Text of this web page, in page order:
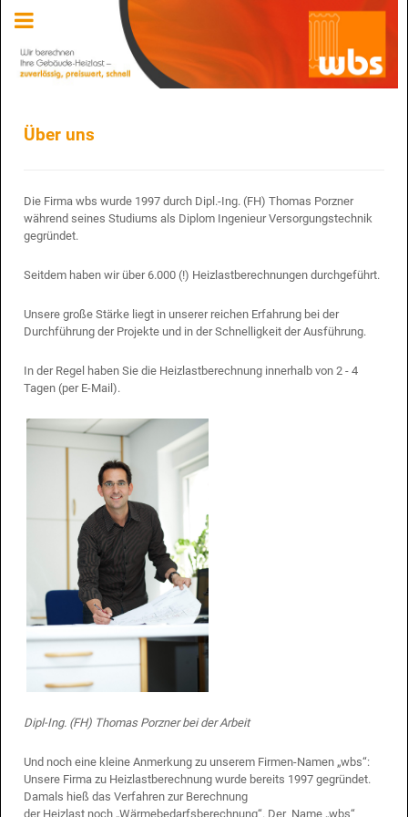
Über uns
Die Firma wbs wurde 1997 durch Dipl.-Ing. (FH) Thomas Porzner
während seines Studiums als Diplom Ingenieur Versorgungstechnik
gegründet.
Seitdem haben wir über 6.000 (!) Heizlastberechnungen durchgeführt.
Unsere große Stärke liegt in unserer reichen Erfahrung bei der
Durchführung der Projekte und in der Schnelligkeit der Ausführung.
In der Regel haben Sie die Heizlastberechnung innerhalb von 2 - 4
Tagen (per E-Mail).
Dipl-Ing. (FH) Thomas Porzner bei der Arbeit
Und noch eine kleine Anmerkung zu unserem Firmen-Namen „wbs“:
Unsere Firma zu Heizlastberechnung wurde bereits 1997 gegründet.
Damals hieß das Verfahren zur Berechnung
der Heizlast noch „Wärmebedarfsberechnung“. Der Name „wbs“